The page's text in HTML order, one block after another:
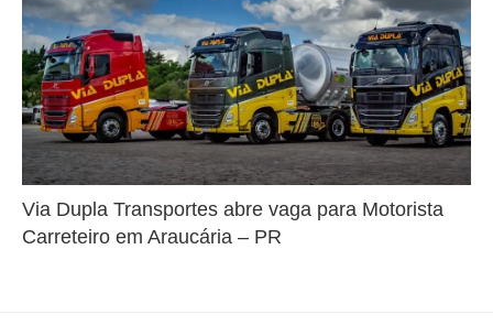
Via Dupla Transportes abre vaga para Motorista
Carreteiro em Araucária – PR